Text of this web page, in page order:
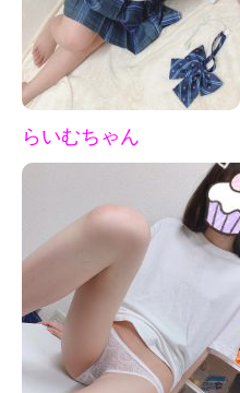
らいむちゃん